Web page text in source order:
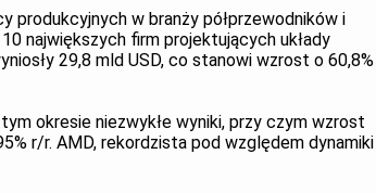
produkcyjnych w branży półprzewodników i
największych firm projektujących układy
29,8 mld USD, co stanowi wzrost o 60,8%
okresie niezwykłe wyniki, przy czym wzrost
r/r. AMD, rekordzista pod względem dynamiki